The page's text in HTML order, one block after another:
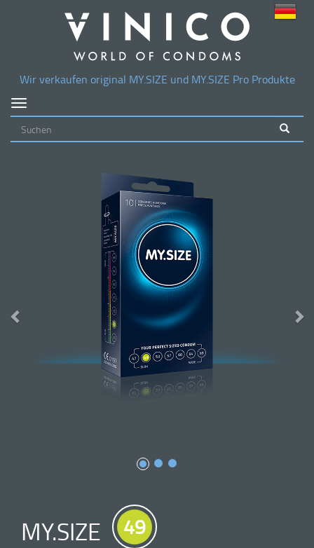
Wir verkaufen original MY.SIZE und MY.SIZE Pro Produkte
Navigation
ein-/ausblenden
MY.SIZE 49